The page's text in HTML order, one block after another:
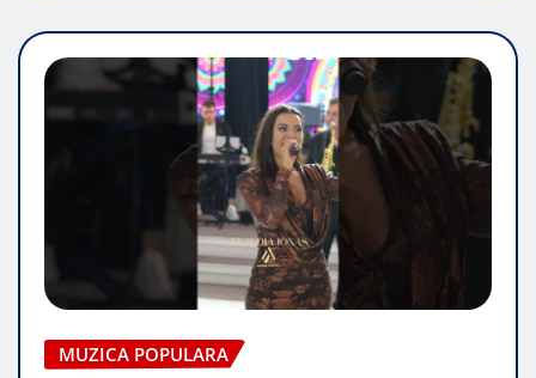
MUZICA POPULARA